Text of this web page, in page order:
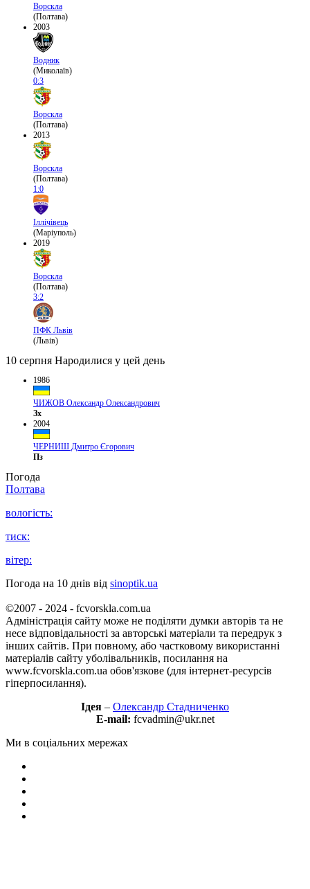
Ворскла
(Полтава)
2003
Водник
(Миколаїв)
0:3
Ворскла
(Полтава)
2013
Ворскла
(Полтава)
1:0
Іллічівець
(Маріуполь)
2019
Ворскла
(Полтава)
3:2
ПФК Львів
(Львів)
10 серпня Народилися у цей день
1986
ЧИЖОВ Олександр Олександрович
Зх
2004
ЧЕРНИШ Дмитро Єгорович
Пз
Погода
Полтава
вологість:
тиск:
вітер:
Погода на 10 днів від sinoptik.ua
©2007 - 2024 - fcvorskla.com.ua
Адміністрація сайту може не поділяти думки авторів та не
несе відповідальності за авторські матеріали та передрук з
інших сайтів. При повному, або частковому використанні
матеріалів сайту уболівальників, посилання на
www.fcvorskla.com.ua обов'язкове (для інтернет-ресурсів
гіперпосилання).
Ідея – Олександр Стадниченко
E-mail: fcvadmin@ukr.net
Ми в соціальних мережах